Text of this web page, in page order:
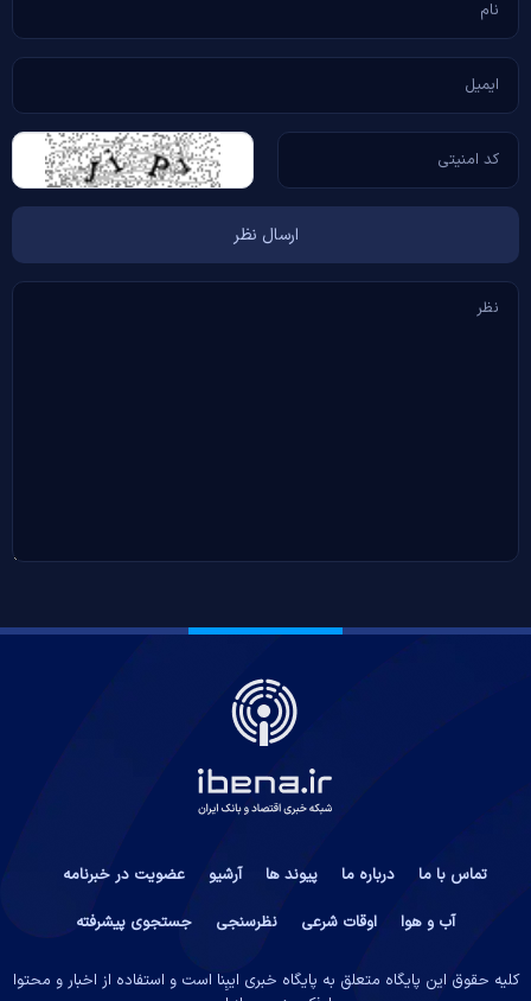
تماس با ما درباره ما پیوند ها آرشیو
عضویت در خبرنامه
آب و هوا
اوقات شرعی نظرسنجی جستجوی پیشرفته
کلیه حقوق این پایگاه متعلق به پایگاه خبری ایبِنا است و استفاده از اخبار و محتوا